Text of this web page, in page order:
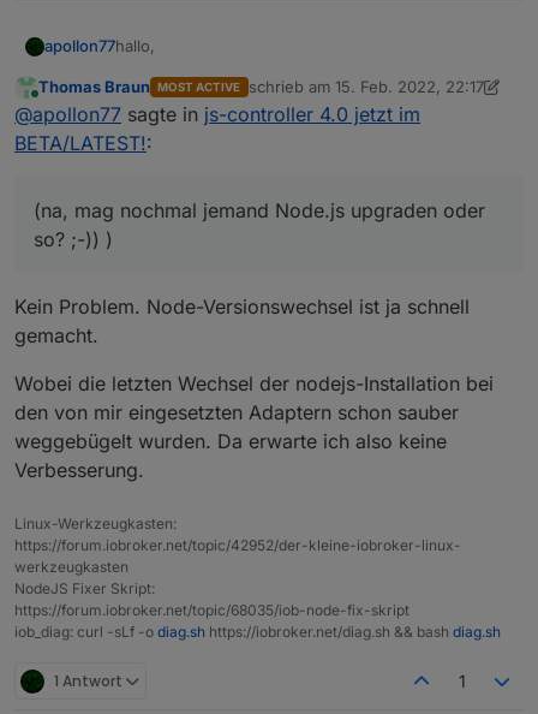
apollon77hallo,
mit dem Feedback der letzten tage habe ich heute
den js-controller 4.0.10, aka Stable-RC2 für Euch.
Enthalten ist:
4.0.10 (2022-02-15)
(foxriver76) allow null for object.states also for
(Apollon77) Make sure adapters that are
adapter start
damit gelöst sein und die Module-spezifischen
Online
Thomas Braun MOST ACTIVE schrieb am 15. Feb. 2022, 22:17
zuletzt editiert von Thomas Braun
@apollon77 sagte in js-controller 4.0 jetzt im
BETA/LATEST!:
(na, mag nochmal jemand Node.js upgraden oder
so? ;-)) )
Kein Problem. Node-Versionswechsel ist ja schnell
gemacht.
Wobei die letzten Wechsel der nodejs-Installation bei
den von mir eingesetzten Adaptern schon sauber
weggebügelt wurden. Da erwarte ich also keine
Verbesserung.
Linux-Werkzeugkasten:
https://forum.iobroker.net/topic/42952/der-kleine-iobroker-linux-
werkzeugkasten
NodeJS Fixer Skript:
https://forum.iobroker.net/topic/68035/iob-node-fix-skript
iob_diag: curl -sLf -o diag.sh https://iobroker.net/diag.sh && bash diag.sh
1 Antwort 1